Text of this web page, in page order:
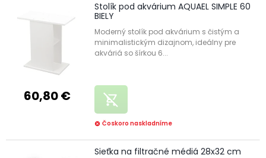
60,80 €
Stolík pod akvárium AQUAEL SIMPLE 60
BIELY
Moderný stolík pod akvárium s čistým a
minimalistickým dizajnom, ideálny pre
akváriá so šírkou 6...
remove_shopping_cart
cancel Čoskoro naskladníme
Sieťka na filtračné médiá 28x32 cm